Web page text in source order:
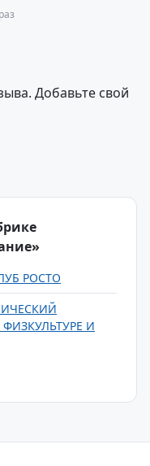
Добавьте свой
РОСТО
И